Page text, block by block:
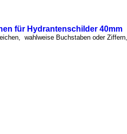
für Hydrantenschilder 40mm
wahlweise Buchstaben oder